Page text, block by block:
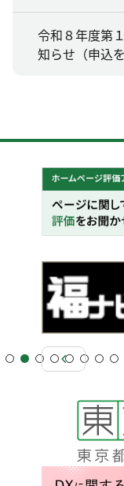
令和８年度第
知らせ（申込